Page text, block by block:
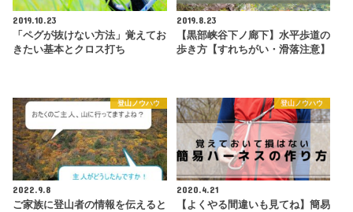
2019.10.23
「ペグが抜けない方法」覚えてお
きたい基本とクロス打ち
2019.8.23
【黒部峡谷下ノ廊下】水平歩道の
歩き方【すれちがい・滑落注意】
登山ノウハウ
2022.9.8
ご家族に登山者の情報を伝えると
登山ノウハウ
2020.4.21
【よくやる間違いも見てね】簡易